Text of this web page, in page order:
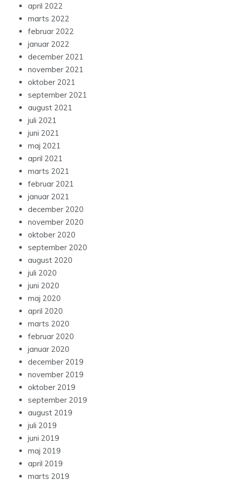
april 2022
marts 2022
februar 2022
januar 2022
december 2021
november 2021
oktober 2021
september 2021
august 2021
juli 2021
juni 2021
maj 2021
april 2021
marts 2021
februar 2021
januar 2021
december 2020
november 2020
oktober 2020
september 2020
august 2020
juli 2020
juni 2020
maj 2020
april 2020
marts 2020
februar 2020
januar 2020
december 2019
november 2019
oktober 2019
september 2019
august 2019
juli 2019
juni 2019
maj 2019
april 2019
marts 2019